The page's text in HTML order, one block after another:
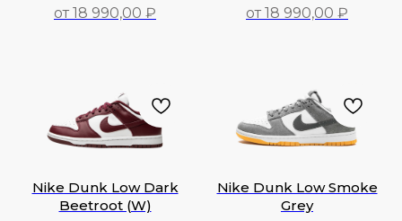
от 18 990,00 ₽
от 18 990,00 ₽
Nike Dunk Low Dark
Beetroot (W)
Nike Dunk Low Smoke
Grey